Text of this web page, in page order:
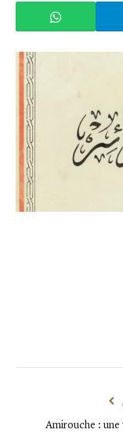
Amirouche : une